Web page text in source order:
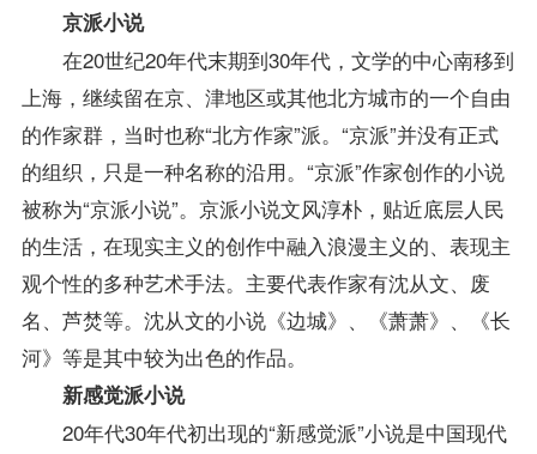
京派小说
在20世纪20年代末期到30年代，文学的中心南移到
上海，继续留在京、津地区或其他北方城市的一个自由
的作家群，当时也称“北方作家”派。“京派”并没有正式
的组织，只是一种名称的沿用。“京派”作家创作的小说
被称为“京派小说”。京派小说文风淳朴，贴近底层人民
的生活，在现实主义的创作中融入浪漫主义的、表现主
观个性的多种艺术手法。主要代表作家有沈从文、废
名、芦焚等。沈从文的小说《边城》、《萧萧》、《长
河》等是其中较为出色的作品。
新感觉派小说
20年代30年代初出现的“新感觉派”小说是中国现代